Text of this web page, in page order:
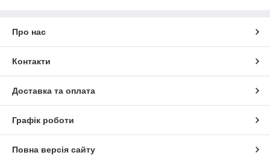
Про нас
Контакти
Доставка та оплата
Графік роботи
Повна версія сайту